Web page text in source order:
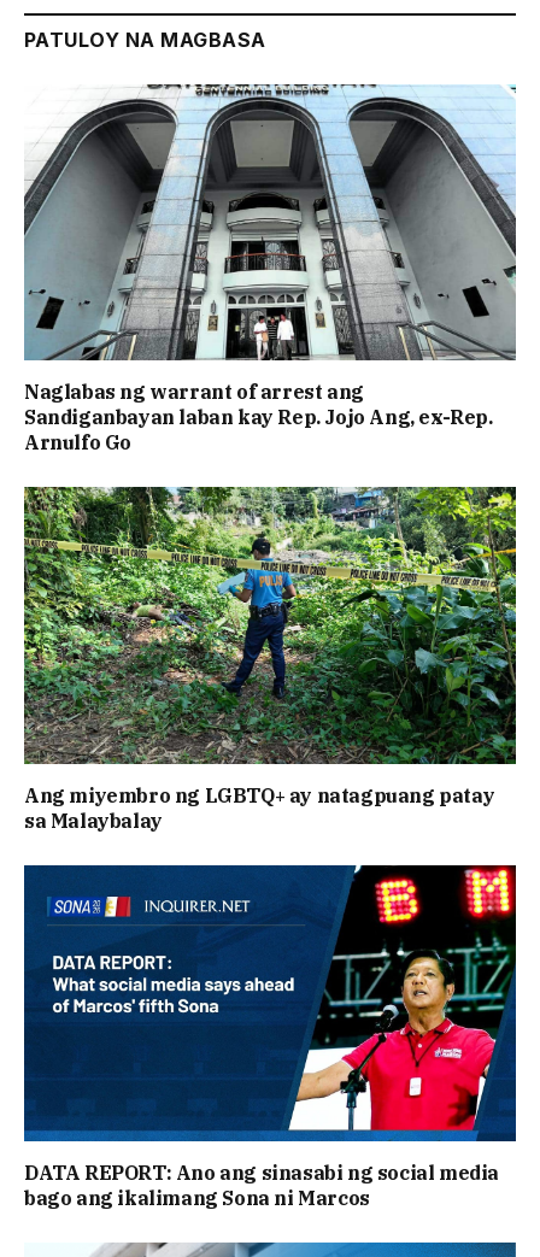
PATULOY NA MAGBASA
Naglabas ng warrant of arrest ang
Sandiganbayan laban kay Rep. Jojo Ang, ex-Rep.
Arnulfo Go
Ang miyembro ng LGBTQ+ ay natagpuang patay
sa Malaybalay
DATA REPORT: Ano ang sinasabi ng social media
bago ang ikalimang Sona ni Marcos